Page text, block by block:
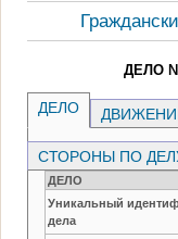
ДЕЛО №
ДЕЛО
СТОРОНЫ ПО
ДЕЛО
Уникальный
дела